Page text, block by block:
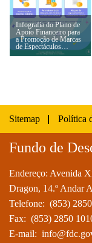
Infografia do Plano de
Apoio Financeiro para
a Promoção de Marcas
de Espectáculos
Culturais de 2025 (4)
Sitemap Política
Fundo de
Endereço: Avenida
Dragon, 14.º Andar
Telefone: (853)
Fax: (853) 2850
E-mail: